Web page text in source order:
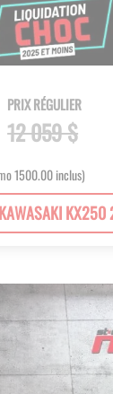
PRIX RÉGULIER
12 059 $
1500.00 inclus)
KAWASAKI